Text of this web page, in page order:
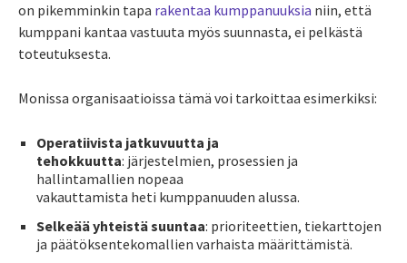
on pikemminkin tapa rakentaa kumppanuuksia niin, että
kumppani kantaa vastuuta myös suunnasta, ei pelkästä
toteutuksesta.
Monissa organisaatioissa tämä voi tarkoittaa esimerkiksi:
Operatiivista jatkuvuutta ja
tehokkuutta: järjestelmien, prosessien ja
hallintamallien nopeaa
vakauttamista heti kumppanuuden alussa.
Selkeää yhteistä suuntaa: prioriteettien, tiekarttojen
ja päätöksentekomallien varhaista määrittämistä.